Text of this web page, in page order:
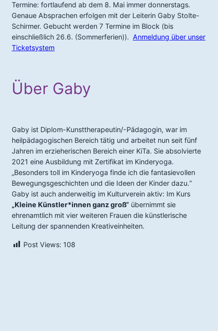
Termine: fortlaufend ab dem 8. Mai immer donnerstags.
Genaue Absprachen erfolgen mit der Leiterin Gaby Stolte-
Schirmer. Gebucht werden 7 Termine im Block (bis
einschließlich 26.6. (Sommerferien)). Anmeldung über unser
Ticketsystem
Über Gaby
Gaby ist Diplom-Kunsttherapeutin/-Pädagogin, war im
heilpädagogischen Bereich tätig und arbeitet nun seit fünf
Jahren im erzieherischen Bereich einer KiTa. Sie absolvierte
2021 eine Ausbildung mit Zertifikat im Kinderyoga.
„Besonders toll im Kinderyoga finde ich die fantasievollen
Bewegungsgeschichten und die Ideen der Kinder dazu.“
Gaby ist auch anderweitig im Kulturverein aktiv: Im Kurs
„Kleine Künstler*innen ganz groß“ übernimmt sie
ehrenamtlich mit vier weiteren Frauen die künstlerische
Leitung der spannenden Kreativeinheiten.
Post Views: 108